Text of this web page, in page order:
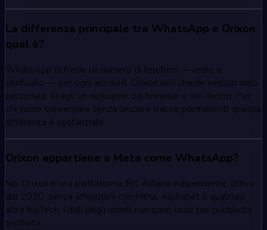
La differenza principale tra WhatsApp e Orixon
qual è?
WhatsApp richiede un numero di telefono — reale e
verificato — per ogni account. Orixon non chiede nessun dato
personale: scegli un nickname dal browser e sei dentro. Per
chi vuole conversare senza lasciare tracce permanenti, questa
differenza è sostanziale.
Orixon appartiene a Meta come WhatsApp?
No. Orixon è una piattaforma IRC italiana indipendente, attiva
dal 2020, senza affiliazioni con Meta, Alphabet o qualsiasi
altra BigTech. I dati degli utenti non sono usati per pubblicità
profilata.